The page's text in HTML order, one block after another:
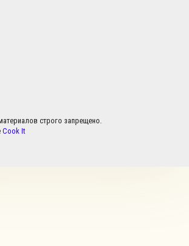
строго запрещено.
Cook It